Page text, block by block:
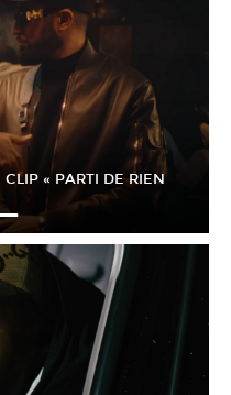
CLIP « PARTI DE RIEN